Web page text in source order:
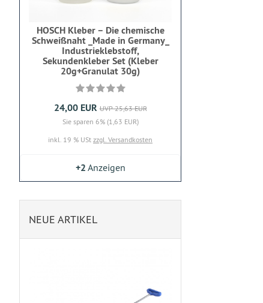
HOSCH Kleber – Die chemische
Schweißnaht _Made in Germany_
Industrieklebstoff,
Sekundenkleber Set (Kleber
20g+Granulat 30g)
24,00 EUR UVP 25,63 EUR
Sie sparen 6% (1,63 EUR)
inkl. 19 % USt zzgl. Versandkosten
+2 Anzeigen
NEUE ARTIKEL